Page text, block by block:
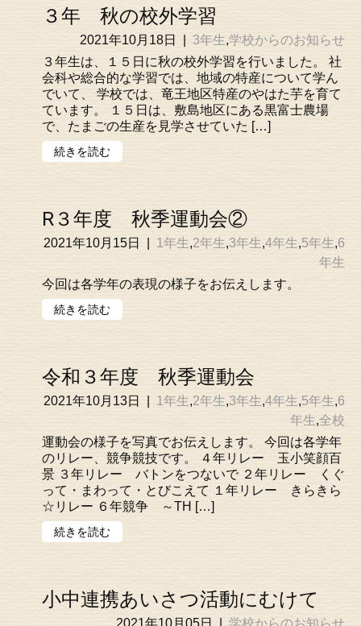
３年 秋の校外学習
2021年10月18日 3年生,学校からのお知らせ
３年生は、１５日に秋の校外学習を行いました。 社
会科や総合的な学習では、地域の特産について学ん
でいて、 学校では、竜王地区特産のやはた芋を育て
ています。 １５日は、敷島地区にある黒富士農場
で、たまごの生産を見学させていた […]
続きを読む
R３年度 秋季運動会②
2021年10月15日 1年生,2年生,3年生,4年生,5年生,6
年生
今回は各学年の表現の様子をお伝えします。
続きを読む
令和３年度 秋季運動会
2021年10月13日 1年生,2年生,3年生,4年生,5年生,6
年生,全校
運動会の様子を写真でお伝えします。 今回は各学年
のリレー、競争競技です。 ４年リレー 玉小笑顔百
景 ３年リレー バトンをつないで ２年リレー くぐ
って・まわって・とびこえて １年リレー きらきら
☆リレー ６年競争 ～TH […]
続きを読む
小中連携あいさつ活動にむけて
2021年10月05日
学校からのお知らせ